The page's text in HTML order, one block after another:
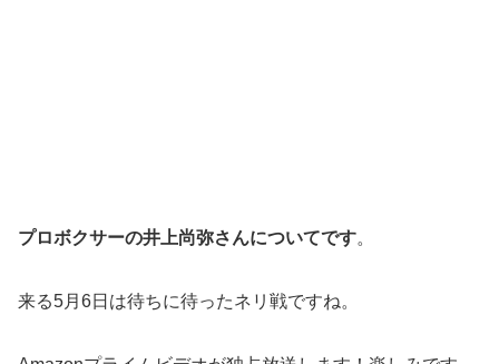
プロボクサーの井上尚弥さんについてです。
来る5月6日は待ちに待ったネリ戦ですね。